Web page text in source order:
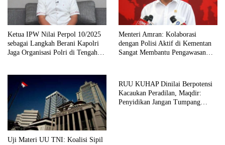
Ketua IPW Nilai Perpol 10/2025
sebagai Langkah Berani Kapolri
Jaga Organisasi Polri di Tengah
Menteri Amran: Kolaborasi
dengan Polisi Aktif di Kementan
Sangat Membantu Pengawasan
Uji Materi UU TNI: Koalisi Sipil
RUU KUHAP Dinilai Berpotensi
Kacaukan Peradilan, Maqdir:
Penyidikan Jangan Tumpang